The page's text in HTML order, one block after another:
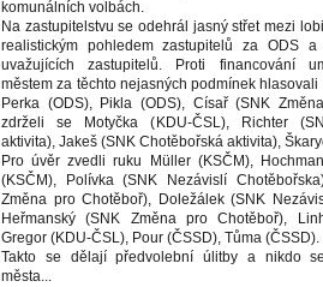
komunálních volbách.
Na zastupitelstvu se odehrál jasný střet mezi
realistickým pohledem zastupitelů za ODS
uvažujících zastupitelů. Proti financování
městem za těchto nejasných podmínek hlasovali
Perka (ODS), Pikla (ODS), Císař (SNK
zdrželi se Motyčka (KDU-ČSL), Richter
aktivita), Jakeš (SNK Chotěbořská aktivita),
Pro úvěr zvedli ruku Müller (KSČM),
(KSČM), Polívka (SNK Nezávislí
Změna pro Chotěboř), Doležálek (SNK
Heřmanský (SNK Změna pro Chotěboř),
Gregor (KDU-ČSL), Pour (ČSSD), Tůma (ČSSD).
Takto se dělají předvolební úlitby a nikdo
města...